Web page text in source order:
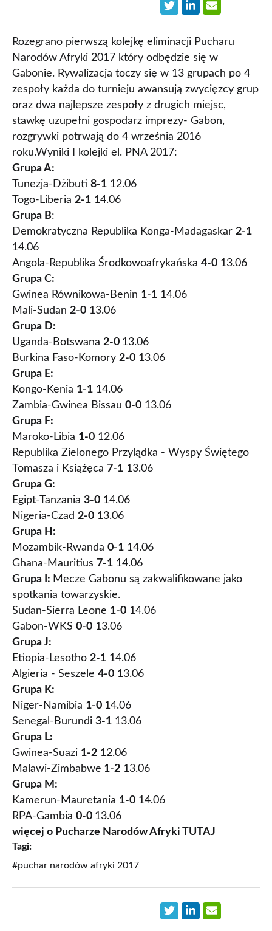
Rozegrano pierwszą kolejkę eliminacji Pucharu
Narodów Afryki 2017 który odbędzie się w
Gabonie. Rywalizacja toczy się w 13 grupach po 4
zespoły każda do turnieju awansują zwycięzcy grup
oraz dwa najlepsze zespoły z drugich miejsc,
stawkę uzupełni gospodarz imprezy- Gabon,
rozgrywki potrwają do 4 września 2016
roku.Wyniki I kolejki el. PNA 2017:
Grupa A:
Tunezja-Dżibuti 8-1 12.06
Togo-Liberia 2-1 14.06
Grupa B:
Demokratyczna Republika Konga-Madagaskar 2-1
14.06
Angola-Republika Środkowoafrykańska 4-0 13.06
Grupa C:
Gwinea Równikowa-Benin 1-1 14.06
Mali-Sudan 2-0 13.06
Grupa D:
Uganda-Botswana 2-0 13.06
Burkina Faso-Komory 2-0 13.06
Grupa E:
Kongo-Kenia 1-1 14.06
Zambia-Gwinea Bissau 0-0 13.06
Grupa F:
Maroko-Libia 1-0 12.06
Republika Zielonego Przylądka - Wyspy Świętego
Tomasza i Książęca 7-1 13.06
Grupa G:
Egipt-Tanzania 3-0 14.06
Nigeria-Czad 2-0 13.06
Grupa H:
Mozambik-Rwanda 0-1 14.06
Ghana-Mauritius 7-1 14.06
Grupa I: Mecze Gabonu są zakwalifikowane jako
spotkania towarzyskie.
Sudan-Sierra Leone 1-0 14.06
Gabon-WKS 0-0 13.06
Grupa J:
Etiopia-Lesotho 2-1 14.06
Algieria - Seszele 4-0 13.06
Grupa K:
Niger-Namibia 1-0 14.06
Senegal-Burundi 3-1 13.06
Grupa L:
Gwinea-Suazi 1-2 12.06
Malawi-Zimbabwe 1-2 13.06
Grupa M:
Kamerun-Mauretania 1-0 14.06
RPA-Gambia 0-0 13.06
więcej o Pucharze Narodów Afryki TUTAJ
Tagi:
#puchar narodów afryki 2017